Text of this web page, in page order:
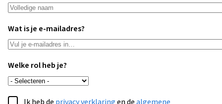
Wat is je e-mailadres?
Welke rol heb je?